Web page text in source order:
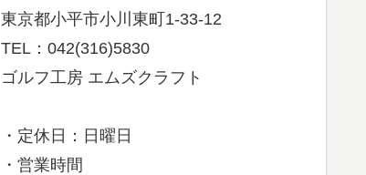
東京都小平市小川東町1-33-12
TEL：042(316)5830
ゴルフ工房 エムズクラフト
・定休日：日曜日
・営業時間